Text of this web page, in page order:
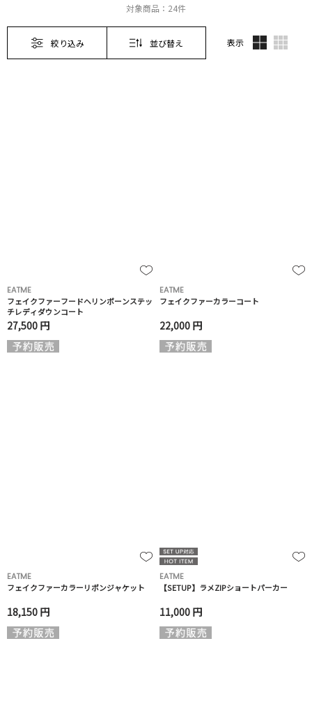
対象商品： 24件
絞り込み 並び替え 表示
EATME
フェイクファーフードヘリンボーンステッ
チレディダウンコート
27,500 円
EATME
フェイクファーカラーコート
22,000 円
EATME
フェイクファーカラーリボンジャケット
18,150 円
EATME
【SETUP】ラメZIPショートパーカー
11,000 円